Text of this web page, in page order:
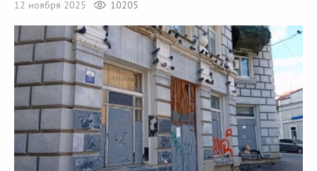
12 ноября 2025
10205